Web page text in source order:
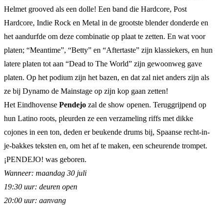
Helmet grooved als een dolle! Een band die Hardcore, Post
Hardcore, Indie Rock en Metal in de grootste blender donderde en
het aandurfde om deze combinatie op plaat te zetten. En wat voor
platen; “Meantime”, “Betty” en “Aftertaste” zijn klassiekers, en hun
latere platen tot aan “Dead to The World” zijn gewoonweg gave
platen. Op het podium zijn het bazen, en dat zal niet anders zijn als
ze bij Dynamo de Mainstage op zijn kop gaan zetten!
Het Eindhovense Pendejo zal de show openen. Teruggrijpend op
hun Latino roots, pleurden ze een verzameling riffs met dikke
cojones in een ton, deden er beukende drums bij, Spaanse recht-in-
je-bakkes teksten en, om het af te maken, een scheurende trompet.
¡PENDEJO! was geboren.
Wanneer: maandag 30 juli
19:30 uur: deuren open
20:00 uur: aanvang